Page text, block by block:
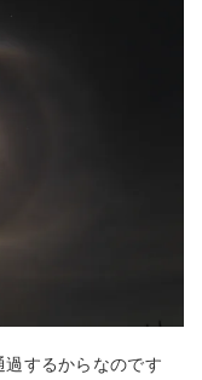
するからなのです